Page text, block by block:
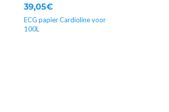
39,05€
ECG papier Cardioline voor
100L